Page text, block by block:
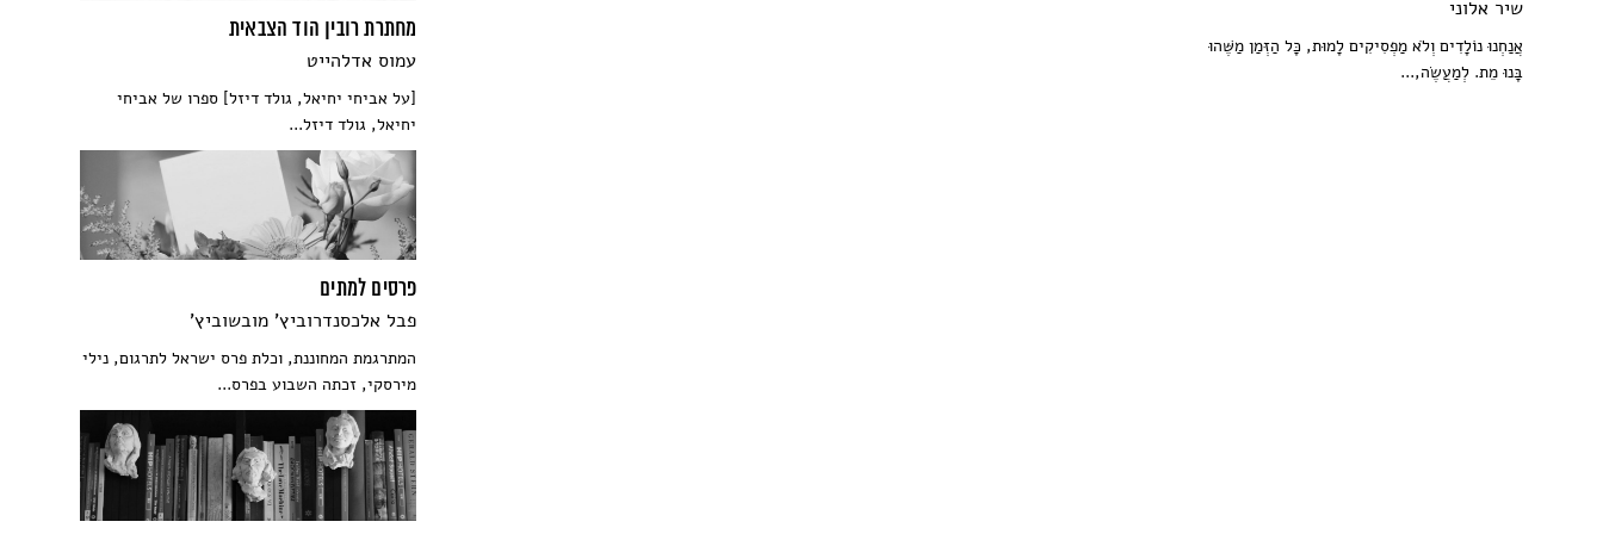
מחתרת רובין הוד הצבאית
עמוס אדלהייט
[על אביחי יחיאל, גולד דיזל] ספרו של אביחי
יחיאל, גולד דיזל...
פרסים למתים
פבל אלכסנדרוביץ' מובשוביץ'
המתרגמת המחוננת, וכלת פרס ישראל לתרגום, נילי
מירסקי, זכתה השבוע בפרס...
שיר אלוני
אֲנַחְנוּ נוֹלָדִים וְלֹא מַפְסִיקִים לָמוּת, כָּל הַזְּמַן מַשֶּׁהוּ
בָּנוּ מֵת. לְמַעֲשֶׂה,...